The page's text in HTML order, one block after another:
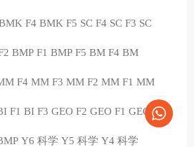
F4 BMK F5 SC F4 SC F3 SC
BMP F1 BMP F5 BM F4 BM
F4 MM F3 MM F2 MM F1 MM
F1 BI F3 GEO F2 GEO F1 GEO
Y6 科学 Y5 科学 Y4 科学